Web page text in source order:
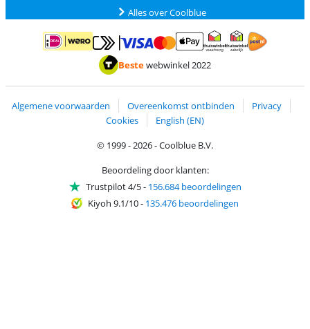
Alles over Coolblue
Betalen met iDEAL | WeroBetalen met MasterCard en Visa via ClickToPay
Betalen met ApplePay
Thuiswinkel waarborg
Bestewebwinkel 2022
Algemene voorwaarden Overeenkomst ontbinden
Privacy
Cookies
English (EN)
© 1999 - 2026 - Coolblue B.V.
Beoordeling door klanten:
Trustpilot 4/5- 156.684 beoordelingen
Kiyoh 9.1/10- 135.476 beoordelingen